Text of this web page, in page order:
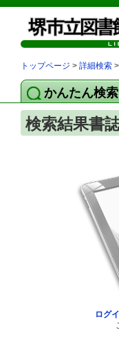
トップページ > 詳細検索 >
かんたん検索
検索結果書
ログ